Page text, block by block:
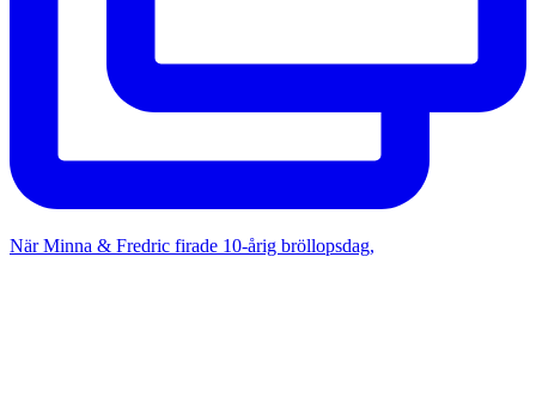
När Minna & Fredric firade 10-årig bröllopsdag,